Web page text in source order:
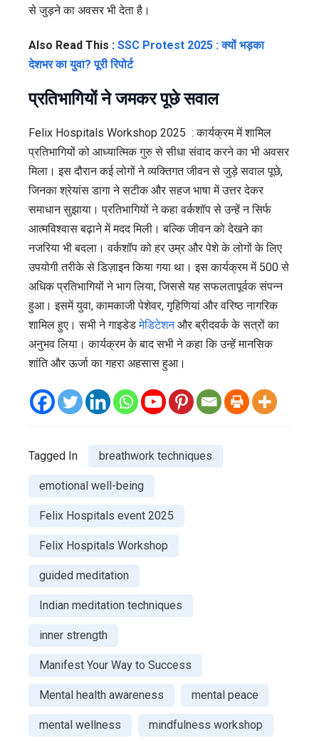
से जुड़ने का अवसर भी देता है।
Also Read This : SSC Protest 2025 : क्यों भड़का
देशभर का युवा? पूरी रिपोर्ट
प्रतिभागियों ने जमकर पूछे सवाल
Felix Hospitals Workshop 2025 :कार्यक्रम में शामिल
प्रतिभागियों को आध्यात्मिक गुरु से सीधा संवाद करने का भी अवसर
मिला। इस दौरान कई लोगों ने व्यक्तिगत जीवन से जुड़े सवाल पूछे,
जिनका श्रेयांस डागा ने सटीक और सहज भाषा में उत्तर देकर
समाधान सुझाया। प्रतिभागियों ने कहा वर्कशॉप से उन्हें न सिर्फ
आत्मविश्वास बढ़ाने में मदद मिली। बल्कि जीवन को देखने का
नजरिया भी बदला। वर्कशॉप को हर उम्र और पेशे के लोगों के लिए
उपयोगी तरीके से डिज़ाइन किया गया था। इस कार्यक्रम में 500 से
अधिक प्रतिभागियों ने भाग लिया, जिससे यह सफलतापूर्वक संपन्न
हुआ। इसमें युवा, कामकाजी पेशेवर, गृहिणियां और वरिष्ठ नागरिक
शामिल हुए। सभी ने गाइडेडमेडिटेशनऔर ब्रीदवर्क के सत्रों का
अनुभव लिया। कार्यक्रम के बाद सभी ने कहा कि उन्हें मानसिक
शांति और ऊर्जा का गहरा अहसास हुआ।
Tagged In breathwork techniques
emotional well-being
Felix Hospitals event 2025
Felix Hospitals Workshop
guided meditation
Indian meditation techniques
inner strength
Manifest Your Way to Success
Mental health awareness mental peace
mental wellness mindfulness workshop